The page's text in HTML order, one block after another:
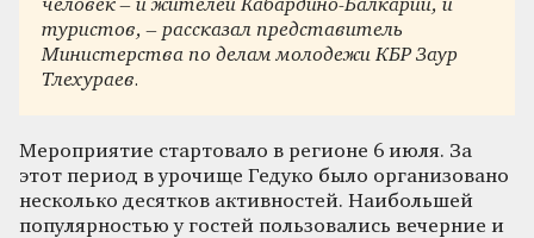
человек – и жителей Кабардино-Балкарии, и
туристов, – рассказал представитель
Министерства по делам молодежи КБР Заур
Тлехураев.
Мероприятие стартовало в регионе 6 июля. За
этот период в урочище Гедуко было организовано
несколько десятков активностей. Наибольшей
популярностью у гостей пользовались вечерние и